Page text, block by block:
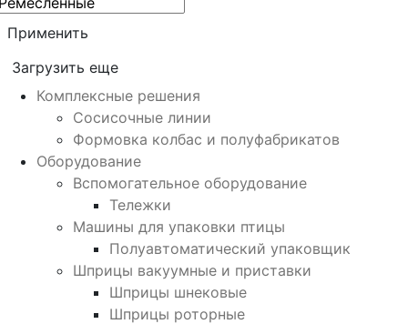
Применить
Загрузить еще
Комплексные решения
Сосисочные линии
Формовка колбас и полуфабрикатов
Оборудование
Вспомогательное оборудование
Тележки
Машины для упаковки птицы
Полуавтоматический упаковщик
Шприцы вакуумные и приставки
Шприцы шнековые
Шприцы роторные